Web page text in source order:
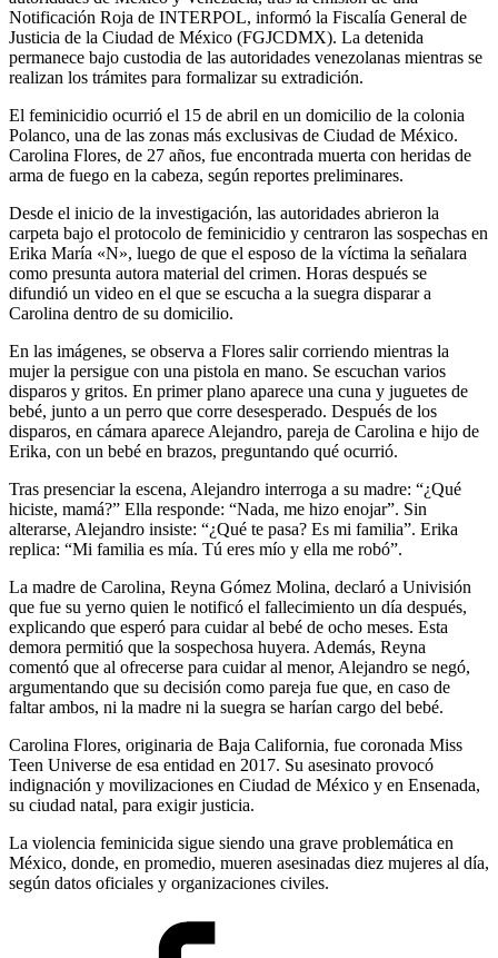
Notificación Roja de INTERPOL, informó la Fiscalía General de
Justicia de la Ciudad de México (FGJCDMX). La detenida
permanece bajo custodia de las autoridades venezolanas mientras se
realizan los trámites para formalizar su extradición.
El feminicidio ocurrió el 15 de abril en un domicilio de la colonia
Polanco, una de las zonas más exclusivas de Ciudad de México.
Carolina Flores, de 27 años, fue encontrada muerta con heridas de
arma de fuego en la cabeza, según reportes preliminares.
Desde el inicio de la investigación, las autoridades abrieron la
carpeta bajo el protocolo de feminicidio y centraron las sospechas en
Erika María «N», luego de que el esposo de la víctima la señalara
como presunta autora material del crimen. Horas después se
difundió un video en el que se escucha a la suegra disparar a
Carolina dentro de su domicilio.
En las imágenes, se observa a Flores salir corriendo mientras la
mujer la persigue con una pistola en mano. Se escuchan varios
disparos y gritos. En primer plano aparece una cuna y juguetes de
bebé, junto a un perro que corre desesperado. Después de los
disparos, en cámara aparece Alejandro, pareja de Carolina e hijo de
Erika, con un bebé en brazos, preguntando qué ocurrió.
Tras presenciar la escena, Alejandro interroga a su madre: “¿Qué
hiciste, mamá?” Ella responde: “Nada, me hizo enojar”. Sin
alterarse, Alejandro insiste: “¿Qué te pasa? Es mi familia”. Erika
replica: “Mi familia es mía. Tú eres mío y ella me robó”.
La madre de Carolina, Reyna Gómez Molina, declaró a Univisión
que fue su yerno quien le notificó el fallecimiento un día después,
explicando que esperó para cuidar al bebé de ocho meses. Esta
demora permitió que la sospechosa huyera. Además, Reyna
comentó que al ofrecerse para cuidar al menor, Alejandro se negó,
argumentando que su decisión como pareja fue que, en caso de
faltar ambos, ni la madre ni la suegra se harían cargo del bebé.
Carolina Flores, originaria de Baja California, fue coronada Miss
Teen Universe de esa entidad en 2017. Su asesinato provocó
indignación y movilizaciones en Ciudad de México y en Ensenada,
su ciudad natal, para exigir justicia.
La violencia feminicida sigue siendo una grave problemática en
México, donde, en promedio, mueren asesinadas diez mujeres al día,
según datos oficiales y organizaciones civiles.